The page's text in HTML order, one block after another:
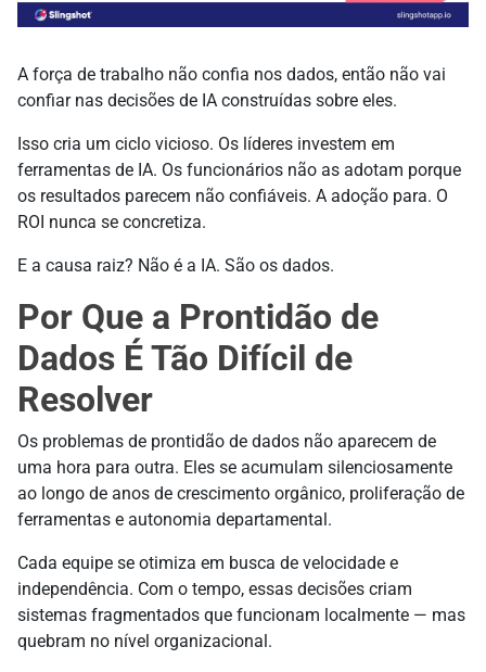
A força de trabalho não confia nos dados, então não vai
confiar nas decisões de IA construídas sobre eles.
Isso cria um ciclo vicioso. Os líderes investem em
ferramentas de IA. Os funcionários não as adotam porque
os resultados parecem não confiáveis. A adoção para. O
ROI nunca se concretiza.
E a causa raiz? Não é a IA. São os dados.
Por Que a Prontidão de
Dados É Tão Difícil de
Resolver
Os problemas de prontidão de dados não aparecem de
uma hora para outra. Eles se acumulam silenciosamente
ao longo de anos de crescimento orgânico, proliferação de
ferramentas e autonomia departamental.
Cada equipe se otimiza em busca de velocidade e
independência. Com o tempo, essas decisões criam
sistemas fragmentados que funcionam localmente — mas
quebram no nível organizacional.